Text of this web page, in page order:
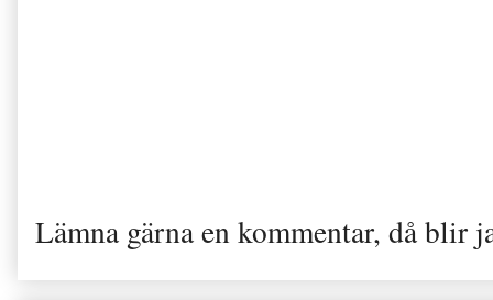
Lämna gärna en kommentar, då blir